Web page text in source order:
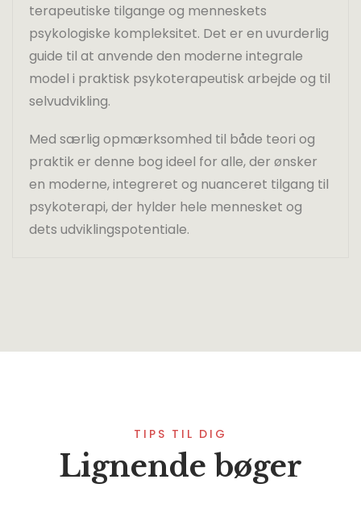
terapeutiske tilgange og menneskets
psykologiske kompleksitet. Det er en uvurderlig
guide til at anvende den moderne integrale
model i praktisk psykoterapeutisk arbejde og til
selvudvikling.
Med særlig opmærksomhed til både teori og
praktik er denne bog ideel for alle, der ønsker
en moderne, integreret og nuanceret tilgang til
psykoterapi, der hylder hele mennesket og
dets udviklingspotentiale.
TIPS TIL DIG
Lignende bøger